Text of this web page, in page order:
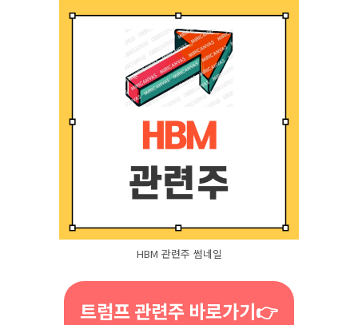
HBM 관련주 썸네일
트럼프 관련주 바로가기👉